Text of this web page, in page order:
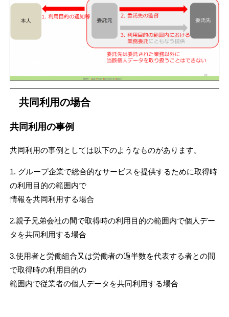
共同利用の場合
共同利用の事例
共同利用の事例としては以下のようなものがあります。
1. グループ企業で総合的なサービスを提供するために取得時
の利用目的の範囲内で
情報を共同利用する場合
2.親子兄弟会社の間で取得時の利用目的の範囲内で個人デー
タを共同利用する場合
3.使用者と労働組合又は労働者の過半数を代表する者との間
で取得時の利用目的の
範囲内で従業者の個人データを共同利用する場合